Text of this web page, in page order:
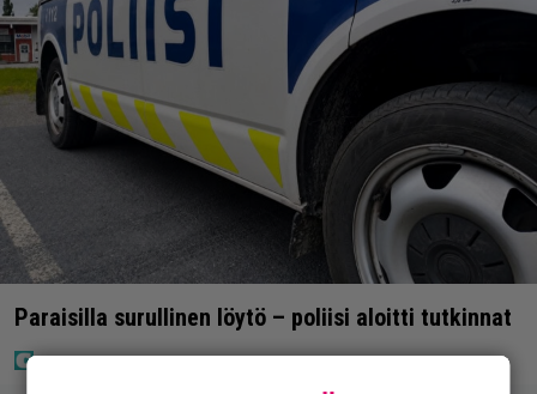
Paraisilla surullinen löytö – poliisi aloitti tutkinnat